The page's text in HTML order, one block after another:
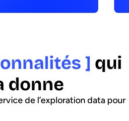
] qui
donne
de l’exploration data pour